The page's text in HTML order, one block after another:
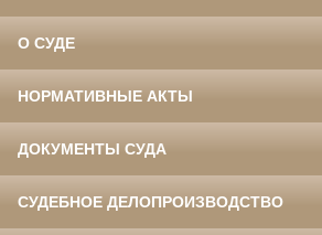
О СУДЕ
НОРМАТИВНЫЕ АКТЫ
ДОКУМЕНТЫ СУДА
СУДЕБНОЕ ДЕЛОПРОИЗВОДСТВО